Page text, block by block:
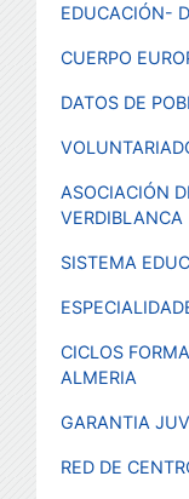
EDUCACIÓN-
CUERPO
DATOS DE
ASOCIACIÓN
VERDIBLANCA
SISTEMA
CICLOS
ALMERIA
GARANTIA
RED DE